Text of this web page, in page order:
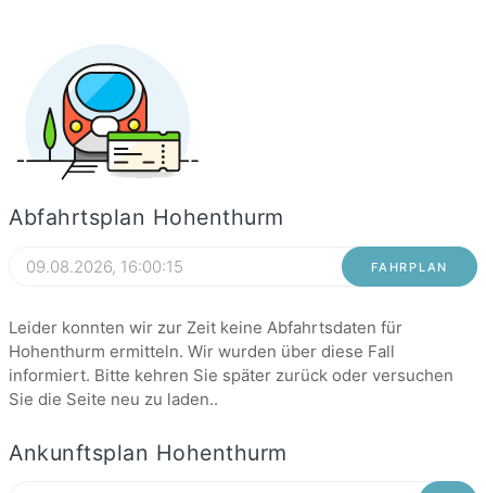
Abfahrtsplan Hohenthurm
FAHRPLAN
Leider konnten wir zur Zeit keine Abfahrtsdaten für
Hohenthurm ermitteln. Wir wurden über diese Fall
informiert. Bitte kehren Sie später zurück oder versuchen
Sie die Seite neu zu laden..
Ankunftsplan Hohenthurm